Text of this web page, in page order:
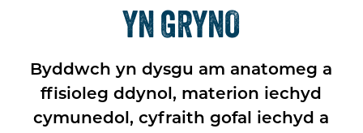
YN GRYNO
Byddwch yn dysgu am anatomeg a
ffisioleg ddynol, materion iechyd
cymunedol, cyfraith gofal iechyd a